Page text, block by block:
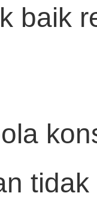
baik